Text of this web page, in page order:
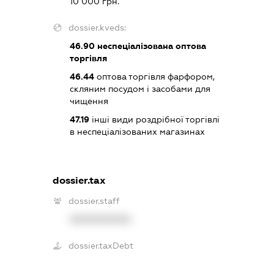
dossier.kveds:
46.90неспеціалізована оптова
торгівля
46.44оптова торгівля фарфором,
скляним посудом і засобами для
чищення
47.19інші види роздрібної торгівлі
в неспеціалізованих магазинах
dossier.tax
dossier.staff
dossier.taxDebt